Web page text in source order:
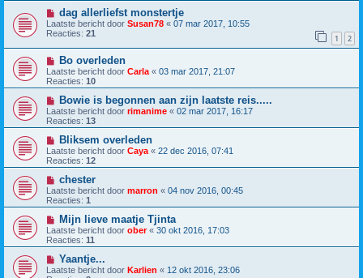
dag allerliefst monstertje
Laatste bericht door Susan78 « 07 mar 2017, 10:55
Reacties: 21 1 2
Bo overleden
Laatste bericht door Carla « 03 mar 2017, 21:07
Reacties: 10
Bowie is begonnen aan zijn laatste reis.....
Laatste bericht door rimanime « 02 mar 2017, 16:17
Reacties: 13
Bliksem overleden
Laatste bericht door Caya « 22 dec 2016, 07:41
Reacties: 12
chester
Laatste bericht door marron « 04 nov 2016, 00:45
Reacties: 1
Mijn lieve maatje Tjinta
Laatste bericht door ober« 30 okt 2016, 17:03
Reacties: 11
Yaantje...
Laatste bericht door Karlien « 12 okt 2016, 23:06